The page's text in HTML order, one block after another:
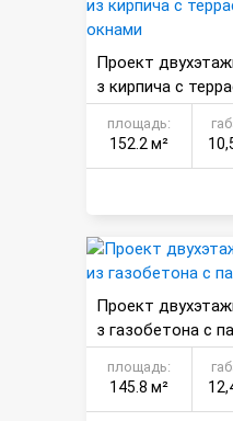
Проект
з кирпича с
окнами
площадь:
152.2 м²
Проект
з газобетона с
площадь:
145.8 м²